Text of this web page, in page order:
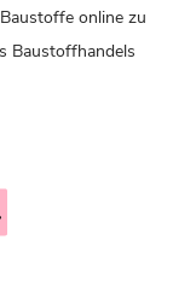
online zu
Baustoffhandels